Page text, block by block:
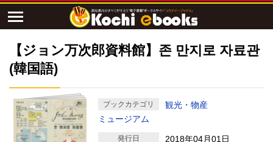
【ジョン万次郎資料館】존 만지로 자료관
(韓国語)
ブックカテゴリ
観光・物産
ミュージアム
発行日 2018年04月01日